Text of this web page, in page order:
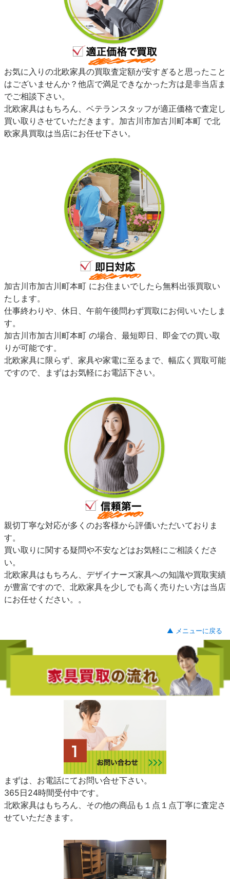
お気に入りの北欧家具の買取査定額が安すぎると思ったこと
はございませんか？他店で満足できなかった方は是非当店ま
でご相談下さい。
北欧家具はもちろん、ベテランスタッフが適正価格で査定し
買い取りさせていただきます。加古川市加古川町本町 で北
欧家具買取は当店にお任せ下さい。
加古川市加古川町本町 にお住まいでしたら無料出張買取い
たします。
仕事終わりや、休日、午前午後問わず買取にお伺いいたしま
す。
加古川市加古川町本町 の場合、最短即日、即金での買い取
りが可能です。
北欧家具に限らず、家具や家電に至るまで、幅広く買取可能
ですので、まずはお気軽にお電話下さい。
親切丁寧な対応が多くのお客様から評価いただいておりま
す。
買い取りに関する疑問や不安などはお気軽にご相談くださ
い。
北欧家具はもちろん、デザイナーズ家具への知識や買取実績
が豊富ですので、北欧家具を少しでも高く売りたい方は当店
にお任せください。。
▲ メニューに戻る
まずは、お電話にてお問い合せ下さい。
365日24時間受付中です。
北欧家具はもちろん、その他の商品も１点１点丁寧に査定さ
せていただきます。